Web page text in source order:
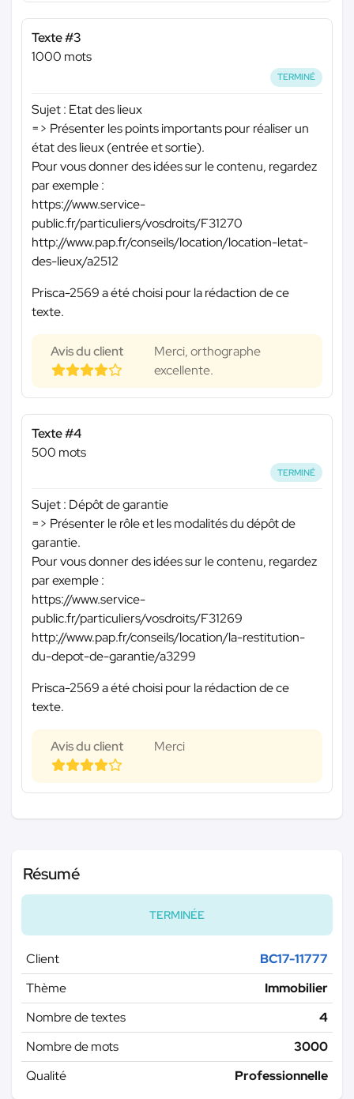
Texte #3
1000 mots
TERMINÉ
Sujet : Etat des lieux
=> Présenter les points importants pour réaliser un
état des lieux (entrée et sortie).
Pour vous donner des idées sur le contenu, regardez
par exemple :
https://www.service-
public.fr/particuliers/vosdroits/F31270
http://www.pap.fr/conseils/location/location-letat-
des-lieux/a2512
Prisca-2569 a été choisi pour la rédaction de ce
texte.
Avis du client
Merci, orthographe
excellente.
Texte #4
500 mots
TERMINÉ
Sujet : Dépôt de garantie
=> Présenter le rôle et les modalités du dépôt de
garantie.
Pour vous donner des idées sur le contenu, regardez
par exemple :
https://www.service-
public.fr/particuliers/vosdroits/F31269
http://www.pap.fr/conseils/location/la-restitution-
du-depot-de-garantie/a3299
Prisca-2569 a été choisi pour la rédaction de ce
texte.
Avis du client Merci
Résumé
TERMINÉE
Client
BC17-11777
Thème
Immobilier
Nombre de textes
4
Nombre de mots
3000
Qualité
Professionnelle